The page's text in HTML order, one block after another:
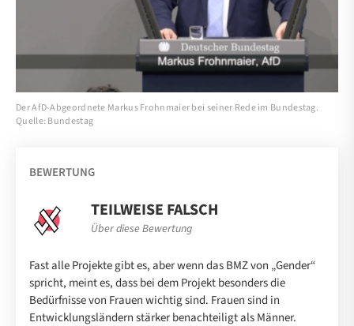
Der AfD-Abgeordnete Markus Frohnmaier bei seiner Rede im Bundestag.
Quelle: Bundestag
BEWERTUNG
TEILWEISE FALSCH
Über diese Bewertung
Fast alle Projekte gibt es, aber wenn das BMZ von „Gender“
spricht, meint es, dass bei dem Projekt besonders die
Bedürfnisse von Frauen wichtig sind. Frauen sind in
Entwicklungsländern stärker benachteiligt als Männer.